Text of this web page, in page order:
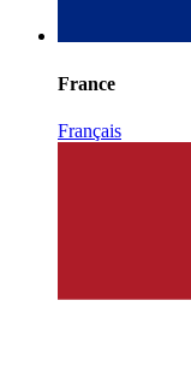
France
Français